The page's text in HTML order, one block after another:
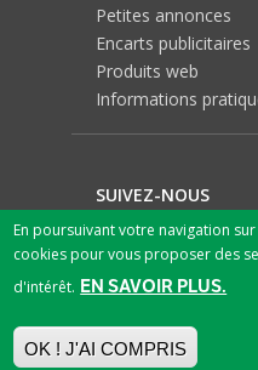
Petites annonces
Encarts publicitaires
Produits web
Informations
SUIVEZ-NOUS
En poursuivant votre navigation
cookies pour vous proposer des
d'intérêt. EN SAVOIR PLUS.
OK ! J'AI COMPRIS